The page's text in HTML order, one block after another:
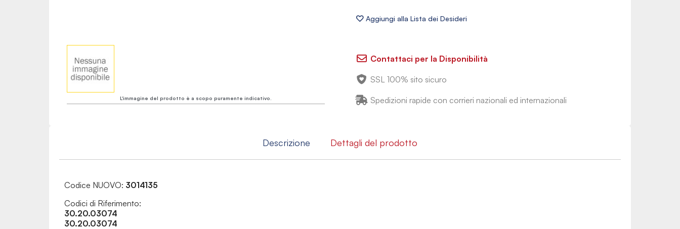
L'immagine del prodotto è a scopo puramente indicativo.
Contattaci per la Disponibilità
SSL 100% sito sicuro
Spedizioni rapide con corrieri nazionali ed internazionali
Descrizione Dettagli del prodotto
Codice NUOVO: 3014135
Codici di Riferimento:
30.20.03074
30.20.03074